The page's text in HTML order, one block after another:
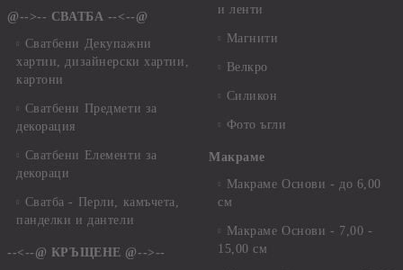
@-->-- СВАТБА --<--@
Сватбени Декупажни
хартии, дизайнерски хартии,
картони
Сватбени Предмети за
декорация
Сватбени Елементи за
декораци
Сватба - Перли, камъчета,
панделки и дантели
--<--@ КРЪЩЕНЕ @-->--
и ленти
Магнити
Велкро
Силикон
Фото ъгли
Макраме
Макраме Основи - до 6,00
см
Макраме Основи - 7,00 -
15,00 см